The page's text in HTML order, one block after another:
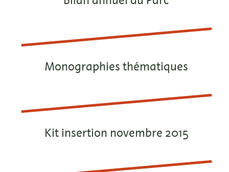
Monographies thématiques
Kit insertion novembre 2015